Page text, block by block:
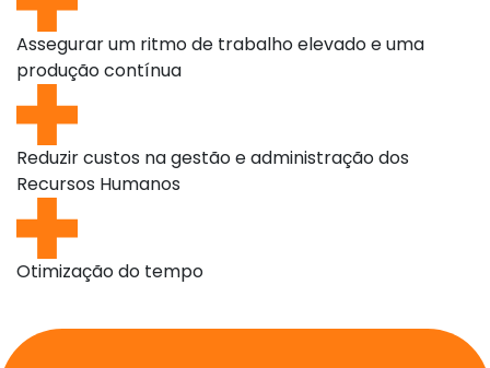
Assegurar um ritmo de trabalho elevado e uma
produção contínua
Reduzir custos na gestão e administração dos
Recursos Humanos
Otimização do tempo